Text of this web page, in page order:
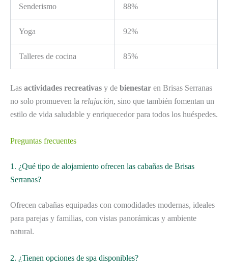
Senderismo 88%
Yoga 92%
Talleres de cocina 85%
Las actividades recreativas y de bienestar en Brisas Serranas
no solo promueven la relajación, sino que también fomentan un
estilo de vida saludable y enriquecedor para todos los huéspedes.
Preguntas frecuentes
1. ¿Qué tipo de alojamiento ofrecen las cabañas de Brisas
Serranas?
Ofrecen cabañas equipadas con comodidades modernas, ideales
para parejas y familias, con vistas panorámicas y ambiente
natural.
2. ¿Tienen opciones de spa disponibles?